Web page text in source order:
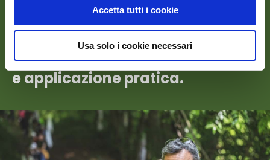
Accetta tutti i cookie
Usa solo i cookie necessari
I nostri ritiri non sono
un’eccezione alla vita
quotidiana: sono un ponte che
collega consapevolezza, scienza
e applicazione pratica.